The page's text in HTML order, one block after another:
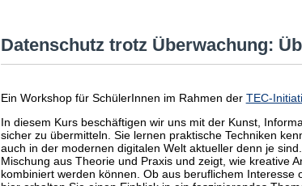
Datenschutz trotz Überwachung:
Ein Workshop für SchülerInnen im Rahmen der TEC-
In diesem Kurs beschäftigen wir uns mit der Kunst,
sicher zu übermitteln. Sie lernen praktische Techniken
auch in der modernen digitalen Welt aktueller denn je
Mischung aus Theorie und Praxis und zeigt, wie kreative
kombiniert werden können. Ob aus beruflichem